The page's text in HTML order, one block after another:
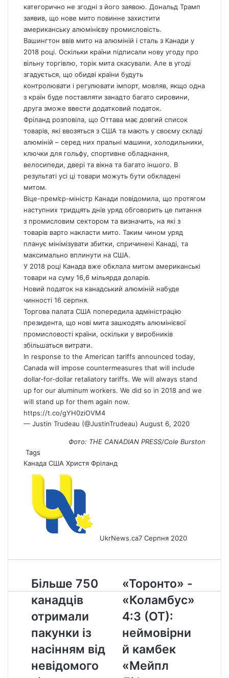
категорично не згодні з його заявою. Дональд Трамп
заявив, що нове мито повинне захистити
американську алюмінієву промисловість.
Вашингтон ввів мито на алюміній і сталь з Канади у
2018 році. Оскільки країни підписали нову угоду про
вільну торгівлю, торік мита скасували. Але в угоді
згадується, що обидві країни будуть
контролювати і регулювати імпорт, мовляв, якщо одна
з країн буде поставляти занадто багато сировини,
друга зможе ввести додатковий податок.
Фріланд розповіла, що Оттава має довгий список
товарів, які ввозяться з США та мають у своєму складі
алюміній – серед них пральні машини, холодильники,
ключки для гольфу, спортивне обладнання,
велосипеди, двері та вікна та багато іншого. В
результаті усі ці товари можуть бути обкладені
митом.
Віце-прем’єр-міністр Канади повідомила, що протягом
наступних тридцять днів уряд обговорить це питання
з промисловим сектором та визначить, на які з
товарів варто накласти мито. Таким чином уряд
планує мінімізувати збитки, спричинені Канаді, та
максимально вплинути на США.
У 2018 році Канада вже обклала митом американські
товари на суму 16,6 мільярда доларів.
Новий податок на канадський алюміній набуде
чинності 16 серпня.
Торгова палата США попередила адміністрацію
президента, що нові мита зашкодять алюмінієвої
промисловості країни, оскільки у виробників
збільшаться витрати.
In response to the American tariffs announced today,
Canada will impose countermeasures that will include
dollar-for-dollar retaliatory tariffs. We will always stand
up for our aluminum workers. We did so in 2018 and we
will stand up for them again now.
https://t.co/gYH0ziOVM4
— Justin Trudeau (@JustinTrudeau) August 6, 2020
Фото: THE CANADIAN PRESS/Cole Burston
Tags
Канада США Христя Фріланд
UkrNews.ca7 Серпня 2020
Більше
750
канадців
отримали
пакунки
із
насінням
від
невідомого
Більше 750
канадців
отримали
пакунки із
насінням від
невідомого
«Торонто»
-
«Коламбус»
4:3
(ОТ):
неймовірний
камбек
«Мейпл
Ліфс»
«Торонто» -
«Коламбус»
4:3 (ОТ):
неймовірни
й камбек
«Мейпл